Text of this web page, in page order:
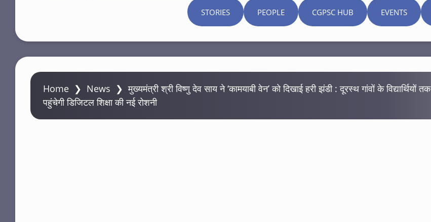
STORIES PEOPLE CGPSC HUB EVENTS
Home ❯ News ❯मुख्यमंत्री श्री विष्णु देव साय ने ‘कामयाबी वेन’ को दिखाई हरी झंडी : दूरस्थ गांवों के विद्यार्थियों तक
पहुंचेगी डिजिटल शिक्षा की नई रोशनी